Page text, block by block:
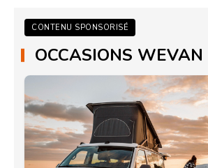
CONTENU SPONSORISÉ
OCCASIONS WEVAN